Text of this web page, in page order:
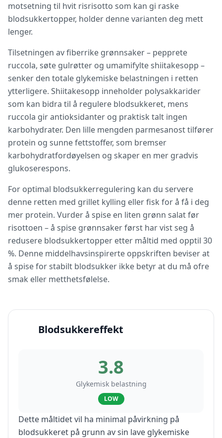
motsetning til hvit risrisotto som kan gi raske
blodsukkertopper, holder denne varianten deg mett
lenger.
Tilsetningen av fiberrike grønnsaker – pepprete
ruccola, søte gulrøtter og umamifylte shiitakesopp –
senker den totale glykemiske belastningen i retten
ytterligere. Shiitakesopp inneholder polysakkarider
som kan bidra til å regulere blodsukkeret, mens
ruccola gir antioksidanter og praktisk talt ingen
karbohydrater. Den lille mengden parmesanost tilfører
protein og sunne fettstoffer, som bremser
karbohydratfordøyelsen og skaper en mer gradvis
glukoserespons.
For optimal blodsukkerregulering kan du servere
denne retten med grillet kylling eller fisk for å få i deg
mer protein. Vurder å spise en liten grønn salat før
risottoen – å spise grønnsaker først har vist seg å
redusere blodsukkertopper etter måltid med opptil 30
%. Denne middelhavsinspirerte oppskriften beviser at
å spise for stabilt blodsukker ikke betyr at du må ofre
smak eller metthetsfølelse.
Blodsukkereffekt
3.8
Glykemisk belastning
LOW
Dette måltidet vil ha minimal påvirkning på
blodsukkeret på grunn av sin lave glykemiske